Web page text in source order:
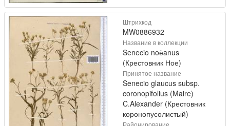
Штрихкод
MW0886932
Название в коллекции
Senecio noёanus
(Крестовник Ное)
Принятое название
Senecio glaucus subsp.
coronopifolius (Maire)
C.Alexander (Крестовник
коронопусолистый)
Районирование